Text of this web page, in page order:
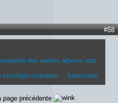
#58
des ventes albums tout
tops-semaine … fusionnes/
précédente